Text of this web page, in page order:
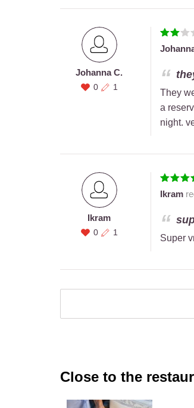
Johanna C.
0 1
They
a
night.
Ikram
0 1
Ikram
Super
Close to the